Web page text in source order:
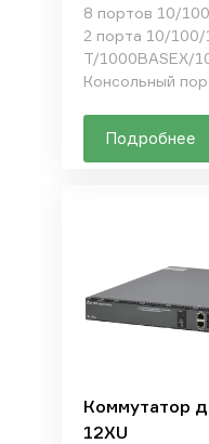
8 портов 10/
2 порта 10/100/
T/1000BASEX/
Консольный
Подробнее
Коммутатор
12XU